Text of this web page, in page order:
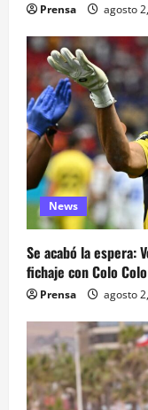
Prensa agosto
News
Se acabó la espera:
fichaje con Colo Colo
Prensa agosto